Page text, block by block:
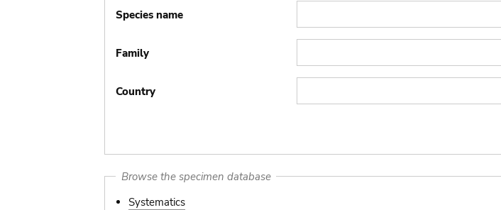
Species name
Family
Country
Browse the specimen database
Systematics